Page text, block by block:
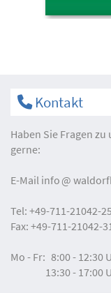
Kontakt
Haben Sie Fragen
gerne:
E-Mail info
Tel: +49-711-21042-25
Fax: +49-711-21042-31
Mo - Fr: 8:00 - 12:30
13:30 - 17:00